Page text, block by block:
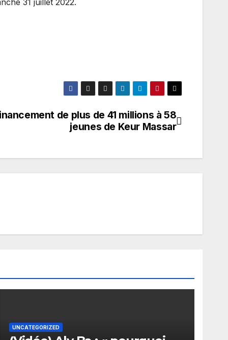
31 juillet 2022.
de plus de 41 millions à 58
jeunes de Keur Massar
UNCATEGORIZED